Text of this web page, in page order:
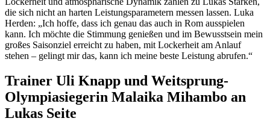
die sich nicht an harten Leistungsparametern messen lassen. Luka
Herden: „Ich hoffe, dass ich genau das auch in Rom ausspielen
kann. Ich möchte die Stimmung genießen und im Bewusstsein mein
großes Saisonziel erreicht zu haben, mit Lockerheit am Anlauf
stehen – gelingt mir das, kann ich meine beste Leistung abrufen.“
Trainer Uli Knapp und Weitsprung-
Olympiasiegerin Malaika Mihambo an
Lukas Seite